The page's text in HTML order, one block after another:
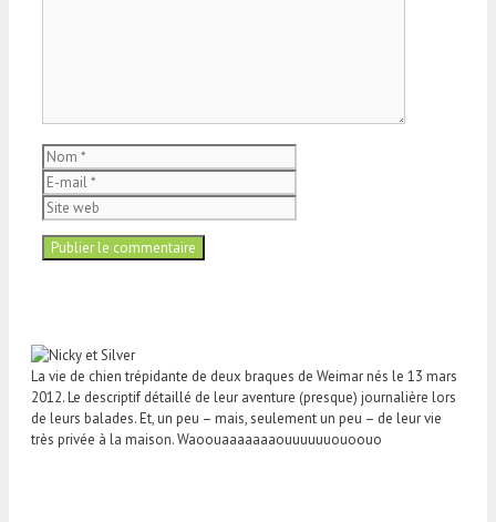
Nom
mail
web
La vie de chien trépidante de deux braques de Weimar nés le 13 mars
2012. Le descriptif détaillé de leur aventure (presque) journalière lors
de leurs balades. Et, un peu – mais, seulement un peu – de leur vie
très privée à la maison. Waoouaaaaaaaouuuuuuouoouo